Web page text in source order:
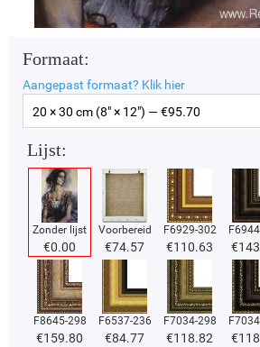
Formaat:
Aangepast formaat? Klik hier
20 × 30 cm (8" × 12") — €95.70
Lijst:
Zonder lijst
€0.00
Voorbereid
€74.57
F6929-302
€110.63 €
F8645-298
€159.80
F6537-236
€84.77
F7034-298
€118.82 €